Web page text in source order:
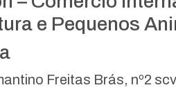
e Pequenos
Freitas Brás, nº2 scv